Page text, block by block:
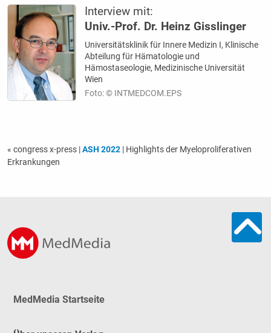
Interview mit:
Univ.-Prof. Dr. Heinz Gisslinger
Universitätsklinik für Innere Medizin I, Klinische
Abteilung für Hämatologie und
Hämostaseologie, Medizinische Universität
Wien
Foto: © INTMEDCOM.EPS
« congress x-press |ASH 2022| Highlights der Myeloproliferativen
Erkrankungen
MedMedia Startseite